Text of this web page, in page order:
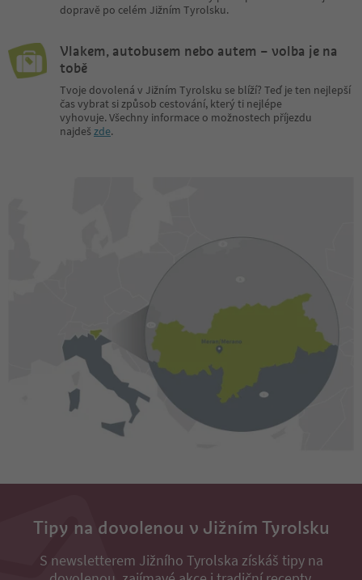
dopravě po celém Jižním Tyrolsku.
Vlakem, autobusem nebo autem – volba je na
tobě
Tvoje dovolená v Jižním Tyrolsku se blíží? Teď je ten nejlepší
čas vybrat si způsob cestování, který ti nejlépe
vyhovuje. Všechny informace o možnostech příjezdu
najdeš zde.
Tipy na dovolenou v Jižním Tyrolsku
S newsletterem Jižního Tyrolska získáš tipy na